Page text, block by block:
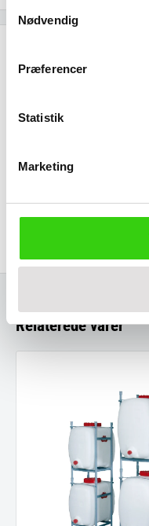
Nødvendig
Præferencer
Statistik
Marketing
Ydre:
Materiale
Relaterede varer